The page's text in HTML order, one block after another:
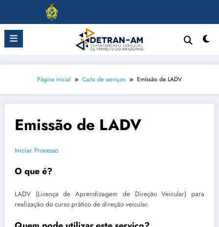
Pular
para
Página inicial Carta de serviços Emissão de LADV
Emissão de LADV
Iniciar Processo
O que é?
LADV (Licença de Aprendizagem de Direção Veicular) para
realização do curso prático de direção veicular.